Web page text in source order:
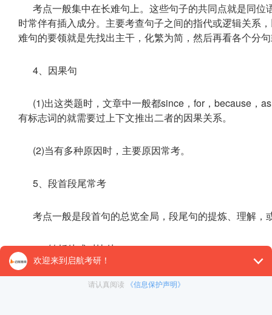
考点一般集中在长难句上。这些句子的共同点就是同
时常伴有插入成分。主要考查句子之间的指代或逻辑关系
难句的要领就是先找出主干，化繁为简，然后再看各个分
4、因果句
(1)出这类题时，文章中一般都since，for，because，
有标志词的就需要过上下文推出二者的因果关系。
(2)当有多种原因时，主要原因常考。
5、段首段尾常考
考点一般是段首句的总览全局，段尾句的提炼、理解
6、转折处或对比处
在历年考题中，转折和对比一直受到命题者的青睐。